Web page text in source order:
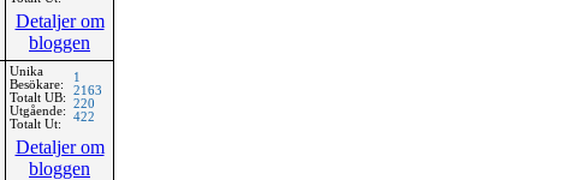
Detaljer om
bloggen
Unika
Besökare:
Totalt UB:
Utgående:
Totalt Ut:
1
2163
220
422
Detaljer om
bloggen